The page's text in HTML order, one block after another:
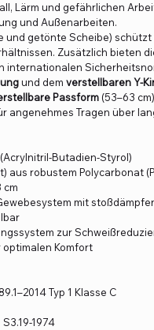
Lärm und gefährlichen
und Außenarbeiten.
und getönte Scheibe)
Zusätzlich bieten
internationalen
und dem verstellbaren Y-
Passform (53–63
angenehmes Tragen über
Butadien-Styrol)
aus robustem Polycarbonat
cm
mit
zur
Komfort
Typ 1 Klasse C
1974